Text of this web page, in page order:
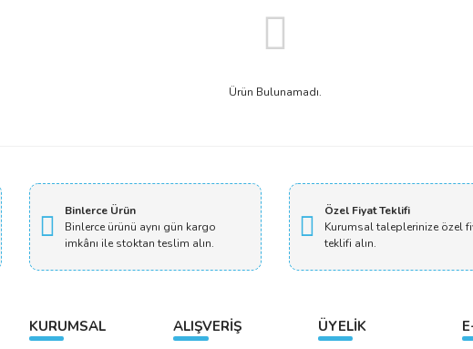
Ürün Bulunamadı.
Binlerce Ürün
Binlerce ürünü aynı gün kargo
imkânı ile stoktan teslim alın.
Özel Fiyat Teklifi
Kurumsal taleplerinize özel
teklifi alın.
KURUMSAL ALIŞVERİŞ ÜYELİK